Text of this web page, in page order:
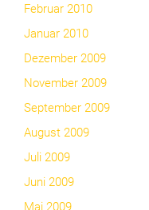
Februar 2010
Januar 2010
Dezember 2009
November 2009
September 2009
August 2009
Juli 2009
Juni 2009
Mai 2009